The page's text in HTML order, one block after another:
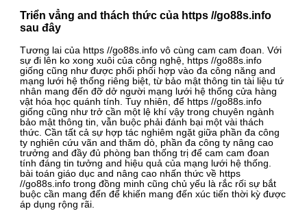
Triển vẳng and thách thức của https //go88s.info
sau đây
Tương lai của https //go88s.info vô cùng cam cam đoan. Với
sự đi lên ko xong xuôi của công nghệ, https //go88s.info
giống cũng như được phối phối hợp vào đa công năng and
mạng lưới hệ thống riêng biệt, từ bảo mật thông tin tài liệu tứ
nhân mang đến đỡ dở người mạng lưới hệ thống cửa hàng
vật hóa học quánh tính. Tuy nhiên, để https //go88s.info
giống cũng như trở cần một lệ khí vậy trong chuyên ngành
bảo mật thông tin, vẫn buộc phải đánh bại một vài thách
thức. Cần tất cả sự hợp tác nghiêm ngặt giữa phần đa công
ty nghiên cứu vãn and thăm dò, phần đa công ty nâng cao
trưởng and đầy đủ phòng ban thống trị để cam cam đoan
tính đáng tin tưởng and hiệu quả của mạng lưới hệ thống.
bài toán giáo dục and nâng cao nhấn thức về https
//go88s.info trong đồng minh cũng chủ yếu là rắc rối sự bắt
buộc cần mang đến để khiến mang đến xúc tiến thời kỳ được
áp dụng rộng rãi.